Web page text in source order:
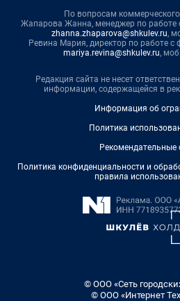
По вопросам
Жапарова Жанна, менеджер по работе
zhanna.zhaparova@shkulev.ru,
Ревина Мария, директор по работе
mariya.revina@shkulev.ru,
Редакция сайта не несет
информации, содержащейся в
Информация об
Политика
Рекомендательные
Политика конфиденциальности и
правила
© ООО «Сеть
© ООО «Интернет